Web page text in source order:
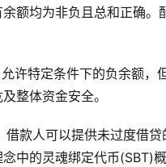
额均为非负且总和正确。
许特定条件下的负余额，
整体资金安全。
款人可以提供未过度借贷
中的灵魂绑定代币(SBT)